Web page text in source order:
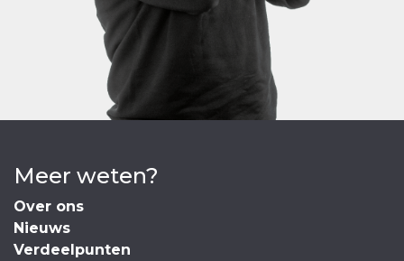
Meer weten?
Over ons
Nieuws
Verdeelpunten